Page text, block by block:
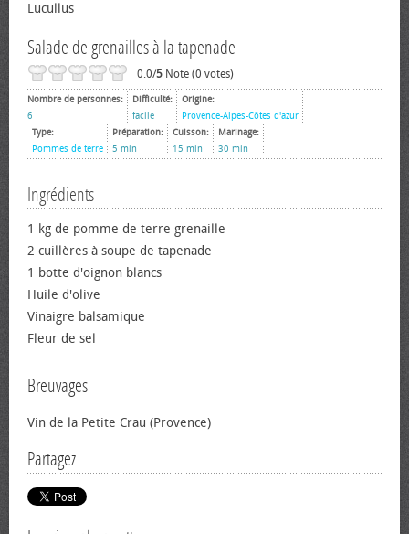
Lucullus
Salade de grenailles à la tapenade
0.0/5 Note (0 votes)
Nombre de personnes:
6
Difficulté:
facile
Origine:
Provence-Alpes-Côtes d'azur
Type:
Pommes de terre
Préparation:
5 min
Cuisson:
15 min
Marinage:
30 min
Ingrédients
1 kg de pomme de terre grenaille
2 cuillères à soupe de tapenade
1 botte d'oignon blancs
Huile d'olive
Vinaigre balsamique
Fleur de sel
Breuvages
Vin de la Petite Crau (Provence)
Partagez